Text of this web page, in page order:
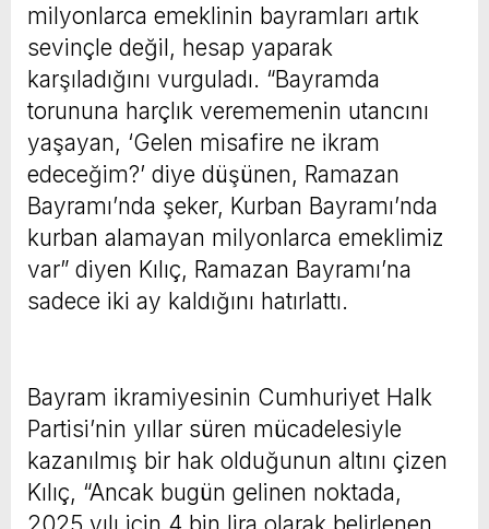
milyonlarca emeklinin bayramları artık
sevinçle değil, hesap yaparak
karşıladığını vurguladı. “Bayramda
torununa harçlık verememenin utancını
yaşayan, ‘Gelen misafire ne ikram
edeceğim?’ diye düşünen, Ramazan
Bayramı’nda şeker, Kurban Bayramı’nda
kurban alamayan milyonlarca emeklimiz
var” diyen Kılıç, Ramazan Bayramı’na
sadece iki ay kaldığını hatırlattı.
Bayram ikramiyesinin Cumhuriyet Halk
Partisi’nin yıllar süren mücadelesiyle
kazanılmış bir hak olduğunun altını çizen
Kılıç, “Ancak bugün gelinen noktada,